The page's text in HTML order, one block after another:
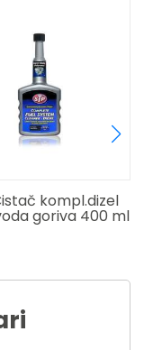
kompl.dizel
goriva 400 ml